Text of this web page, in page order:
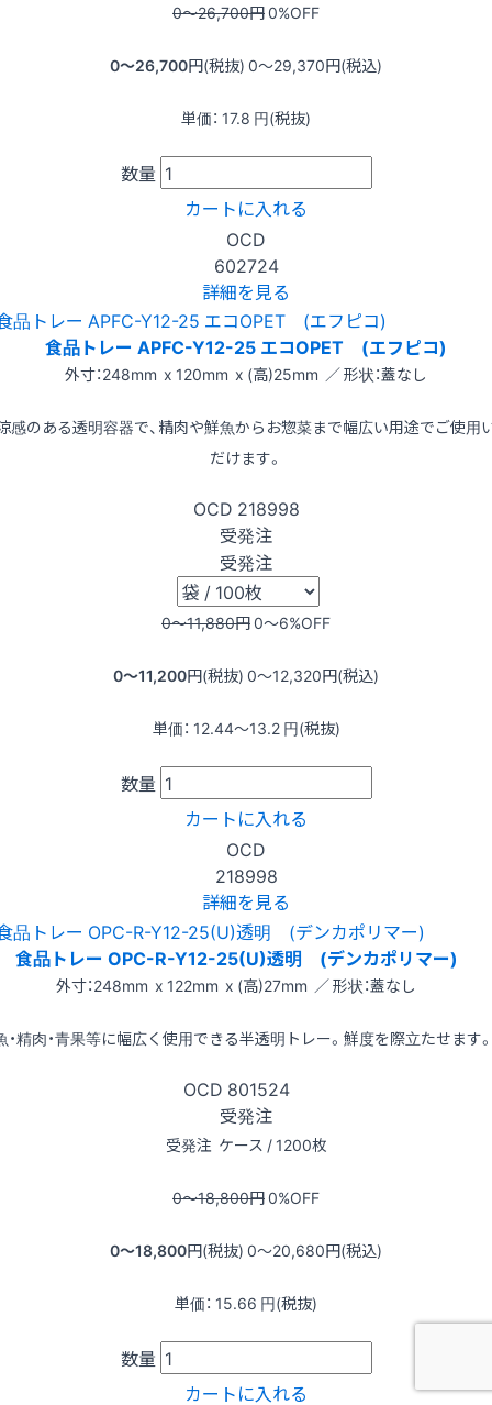
0〜26,700円0%OFF
0〜26,700円(税抜) 0〜29,370円(税込)
単価： 17.8 円(税抜)
数量
カートに入れる
OCD
602724
詳細を見る
食品トレー APFC-Y12-25 エコOPET (エフピコ)
外寸：248mm x 120mm x (高)25mm ／ 形状：蓋なし
感のある透明容器で、精肉や鮮魚からお惣菜まで幅広い用途でご使用
だけます。
OCD 218998
受発注
受発注
0〜11,880円0〜6%OFF
0〜11,200円(税抜) 0〜12,320円(税込)
単価： 12.44〜13.2 円(税抜)
数量
カートに入れる
OCD
218998
詳細を見る
食品トレー OPC-R-Y12-25(U)透明 (デンカポリマー)
外寸：248mm x 122mm x (高)27mm ／ 形状：蓋なし
・精肉・青果等に幅広く使用できる半透明トレー。鮮度を際立たせます
OCD 801524
受発注
受発注 ケース / 1200枚
0〜18,800円0%OFF
0〜18,800円(税抜) 0〜20,680円(税込)
単価： 15.66 円(税抜)
数量
カートに入れる